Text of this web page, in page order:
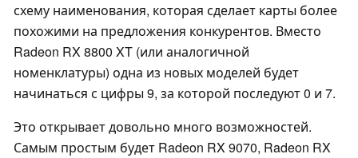
схему наименования, которая сделает карты более
похожими на предложения конкурентов. Вместо
Radeon RX 8800 XT (или аналогичной
номенклатуры) одна из новых моделей будет
начинаться с цифры 9, за которой последуют 0 и 7.
Это открывает довольно много возможностей.
Самым простым будет Radeon RX 9070, Radeon RX